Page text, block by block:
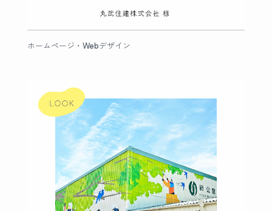
ホームページ・Webデザイン